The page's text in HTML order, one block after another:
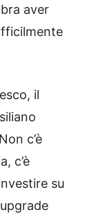
aver
il
c’è
c’è
su